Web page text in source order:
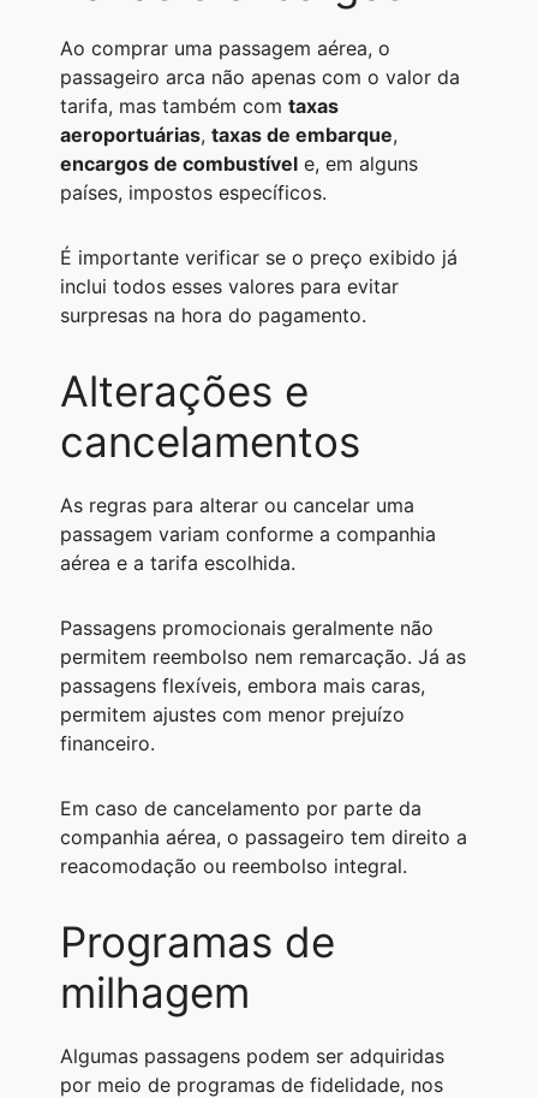
Ao comprar uma passagem aérea, o
passageiro arca não apenas com o valor da
tarifa, mas também com taxas
aeroportuárias, taxas de embarque,
encargos de combustível e, em alguns
países, impostos específicos.
É importante verificar se o preço exibido já
inclui todos esses valores para evitar
surpresas na hora do pagamento.
Alterações e
cancelamentos
As regras para alterar ou cancelar uma
passagem variam conforme a companhia
aérea e a tarifa escolhida.
Passagens promocionais geralmente não
permitem reembolso nem remarcação. Já as
passagens flexíveis, embora mais caras,
permitem ajustes com menor prejuízo
financeiro.
Em caso de cancelamento por parte da
companhia aérea, o passageiro tem direito a
reacomodação ou reembolso integral.
Programas de
milhagem
Algumas passagens podem ser adquiridas
por meio de programas de fidelidade, nos